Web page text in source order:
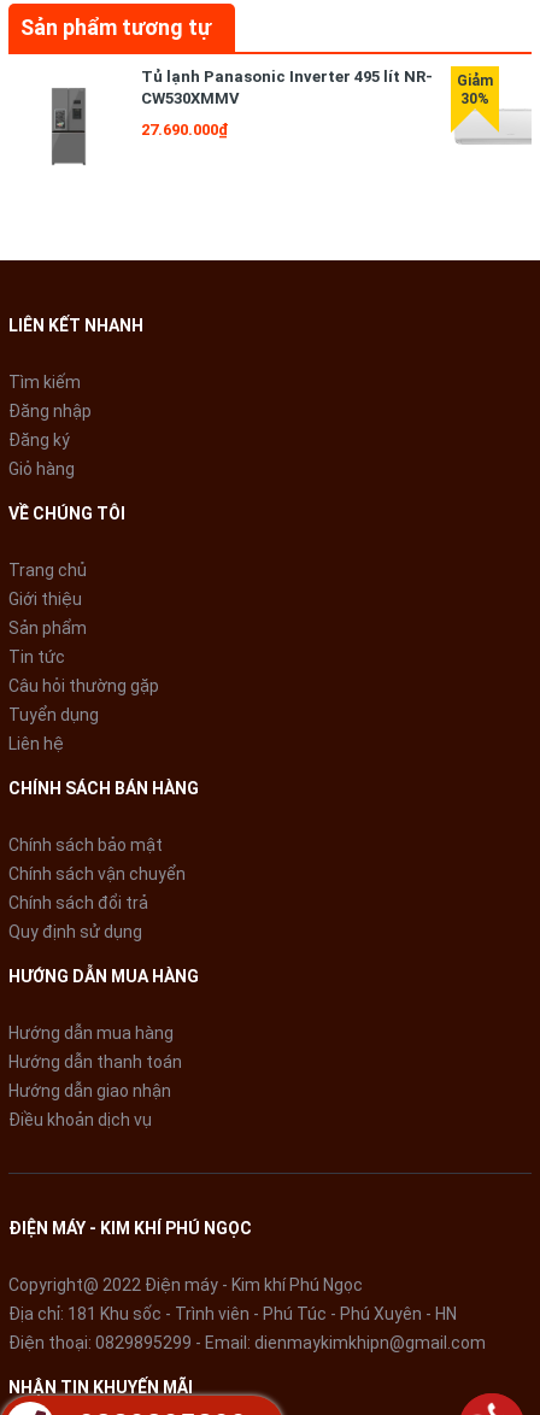
+ Luồng gió được phân phối khắp căn phòng, bởi cánh đảo qua
lại lên - xuống - trái - phải, giúp người tiêu dùng có thể cảm
nhận được từng cơn gió lạnh dù ở bất kì đâu trong căn phòng.
-Luồng gió 3D:
+ Phân phối gió tự động 3 chiều, giúp luồng gió có mặt ở bất
cứ ngóc ngách nào trong căn phòng, làm mát đồng đều không
gian phòng, giúp bạn thoải mái tận hưởng không gian mát lạnh
chỉ với một nút bấm.
- ION 24h:
+Bề ngoài máy điều hòa một chiều được phủ lên một lớp sơn
đặc biệt có khả năng tạo ra ion âm khử mùi hiệu quả kể cả khi
như đang hòa mình vào thiên nhiên.
Sản phẩm tương tự
Tủ lạnh Panasonic Inverter 495 lít NR-
CW530XMMV
27.690.000₫
LIÊN KẾT NHANH
Tìm kiếm
Đăng nhập
Đăng ký
Giỏ hàng
VỀ CHÚNG TÔI
Trang chủ
Giới thiệu
Sản phẩm
Tin tức
Câu hỏi thường gặp
Tuyển dụng
Liên hệ
CHÍNH SÁCH BÁN HÀNG
Chính sách bảo mật
Chính sách vận chuyển
Chính sách đổi trả
Quy định sử dụng
HƯỚNG DẪN MUA HÀNG
Hướng dẫn mua hàng
Hướng dẫn thanh toán
Hướng dẫn giao nhận
Điều khoản dịch vụ
ĐIỆN MÁY - KIM KHÍ PHÚ NGỌC
Copyright@ 2022 Điện máy - Kim khí Phú Ngọc
Địa chỉ: 181 Khu sốc - Trình viên - Phú Túc - Phú Xuyên - HN
Điện thoại: 0829895299 - Email: dienmaykimkhipn@gmail.com
NHẬN TIN KHUYẾN MÃI